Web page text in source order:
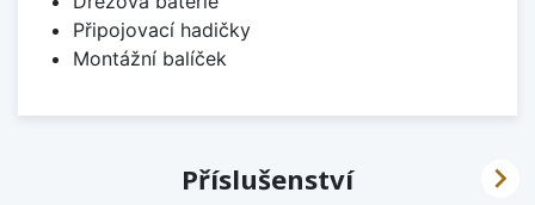
Připojovací hadičky
Montážní balíček
Příslušenství 